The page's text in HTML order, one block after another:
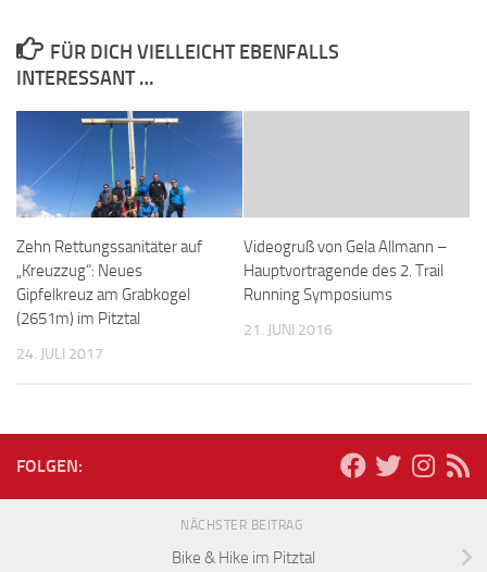
FÜR DICH VIELLEICHT EBENFALLS
INTERESSANT …
Zehn Rettungssanitäter auf
„Kreuzzug“: Neues
Gipfelkreuz am Grabkogel
(2651m) im Pitztal
24. JULI 2017
Videogruß von Gela Allmann –
Hauptvortragende des 2. Trail
Running Symposiums
21. JUNI 2016
FOLGEN:
NÄCHSTER BEITRAG
Bike & Hike im Pitztal